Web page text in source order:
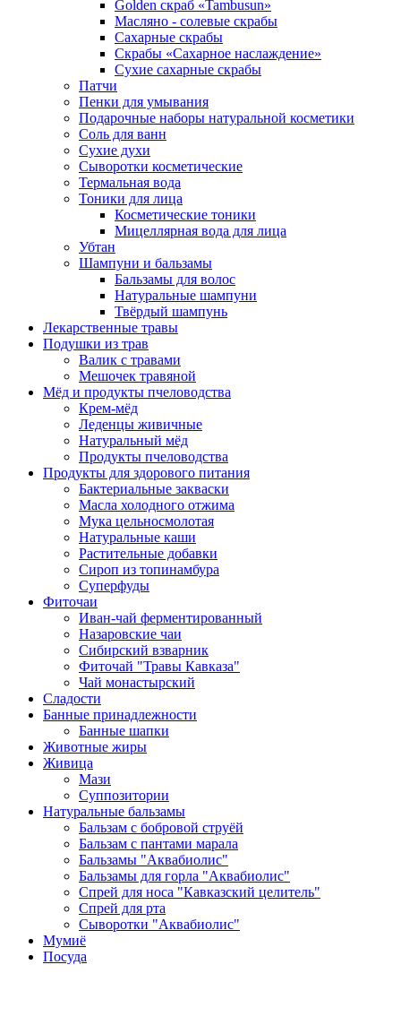
Golden скраб «Tambusun»
Масляно - солевые скрабы
Сахарные скрабы
Скрабы «Сахарное наслаждение»
Сухие сахарные скрабы
Патчи
Пенки для умывания
Подарочные наборы натуральной косметики
Соль для ванн
Сухие духи
Сыворотки косметические
Термальная вода
Тоники для лица
Косметические тоники
Мицеллярная вода для лица
Убтан
Шампуни и бальзамы
Бальзамы для волос
Натуральные шампуни
Твёрдый шампунь
Лекарственные травы
Подушки из трав
Валик с травами
Мешочек травяной
Мёд и продукты пчеловодства
Крем-мёд
Леденцы живичные
Натуральный мёд
Продукты пчеловодства
Продукты для здорового питания
Бактериальные закваски
Масла холодного отжима
Мука цельносмолотая
Натуральные каши
Растительные добавки
Сироп из топинамбура
Суперфуды
Фиточаи
Иван-чай ферментированный
Назаровские чаи
Сибирский взварник
Фиточай "Травы Кавказа"
Чай монастырский
Сладости
Банные принадлежности
Банные шапки
Животные жиры
Живица
Мази
Суппозитории
Натуральные бальзамы
Бальзам с бобровой струёй
Бальзам с пантами марала
Бальзамы "Аквабиолис"
Бальзамы для горла "Аквабиолис"
Спрей для носа "Кавказский целитель"
Спрей для рта
Сыворотки "Аквабиолис"
Мумиё
Посуда